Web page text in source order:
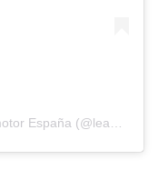
Una publicación compartida de Leapmotor España (@leapmotor_es)